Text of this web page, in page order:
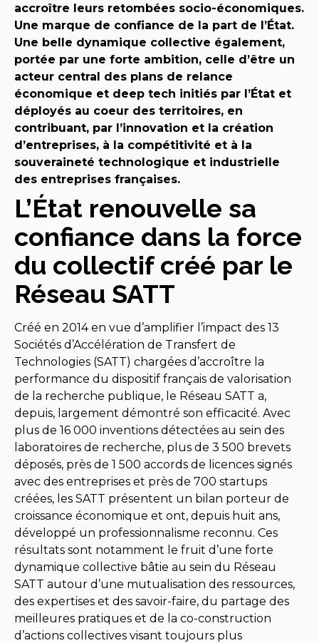
accroître leurs retombées socio-économiques.
Une marque de confiance de la part de l’État.
Une belle dynamique collective également,
portée par une forte ambition, celle d’être un
acteur central des plans de relance
économique et deep tech initiés par l’État et
déployés au coeur des territoires, en
contribuant, par l’innovation et la création
d’entreprises, à la compétitivité et à la
souveraineté technologique et industrielle
des entreprises françaises.
L’État renouvelle sa
confiance dans la force
du collectif créé par le
Réseau SATT
Créé en 2014 en vue d’amplifier l’impact des 13
Sociétés d’Accélération de Transfert de
Technologies (SATT) chargées d’accroître la
performance du dispositif français de valorisation
de la recherche publique, le Réseau SATT a,
depuis, largement démontré son efficacité. Avec
plus de 16 000 inventions détectées au sein des
laboratoires de recherche, plus de 3 500 brevets
déposés, près de 1 500 accords de licences signés
avec des entreprises et près de 700 startups
créées, les SATT présentent un bilan porteur de
croissance économique et ont, depuis huit ans,
développé un professionnalisme reconnu. Ces
résultats sont notamment le fruit d’une forte
dynamique collective bâtie au sein du Réseau
SATT autour d’une mutualisation des ressources,
des expertises et des savoir-faire, du partage des
meilleures pratiques et de la co-construction
d’actions collectives visant toujours plus